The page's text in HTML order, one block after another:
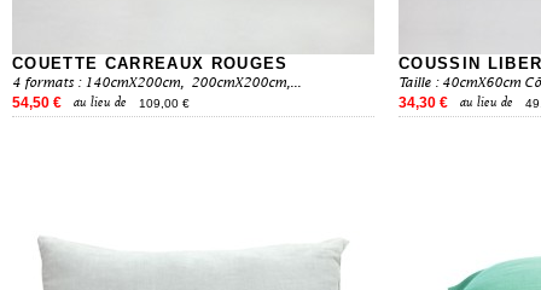
COUETTE CARREAUX ROUGES
4 formats : 140cmX200cm, 200cmX200cm,...
54,50 €
au lieu de 109,00 €
COUSSIN
Taille : 40cmX60cm
34,30 €
au lieu de